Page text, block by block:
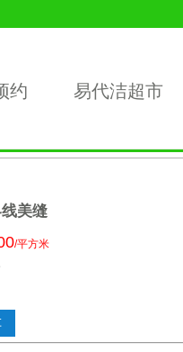
约 易代洁超市
美缝
/平方米